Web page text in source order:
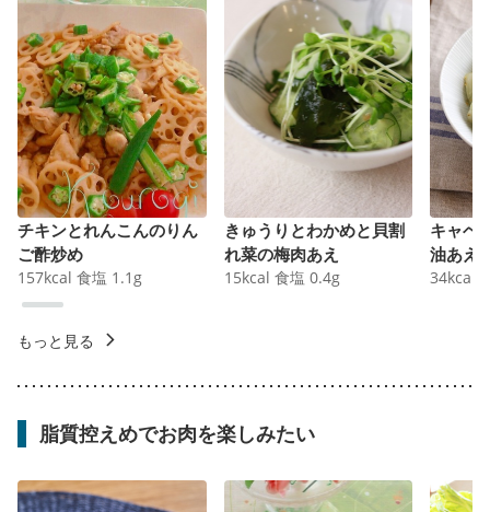
チキンとれんこんのりん
ご酢炒め
157kcal 食塩 1.1 g
きゅうりとわかめと貝割
れ菜の梅肉あえ
15kcal 食塩 0.4g
キャベ
油あえ
34kcal
もっと見る
脂質控えめでお肉を楽しみたい